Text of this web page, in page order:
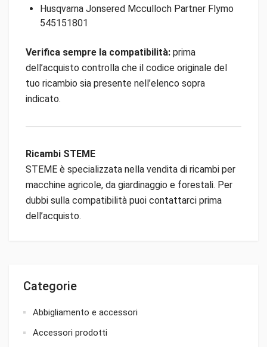
Categorie
Abbigliamento e accessori
Accessori prodotti
Husqvarna Jonsered Mcculloch Partner Flymo
545151801
Verifica sempre la compatibilità: prima
dell’acquisto controlla che il codice originale del
tuo ricambio sia presente nell’elenco sopra
indicato.
Ricambi STEME
STEME è specializzata nella vendita di ricambi per
macchine agricole, da giardinaggio e forestali. Per
dubbi sulla compatibilità puoi contattarci prima
dell’acquisto.